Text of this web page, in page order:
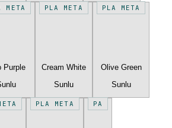
META
Purple
PLA META
Cream White
Sunlu
PLA META
Olive Green
Sunlu
PLA META PA